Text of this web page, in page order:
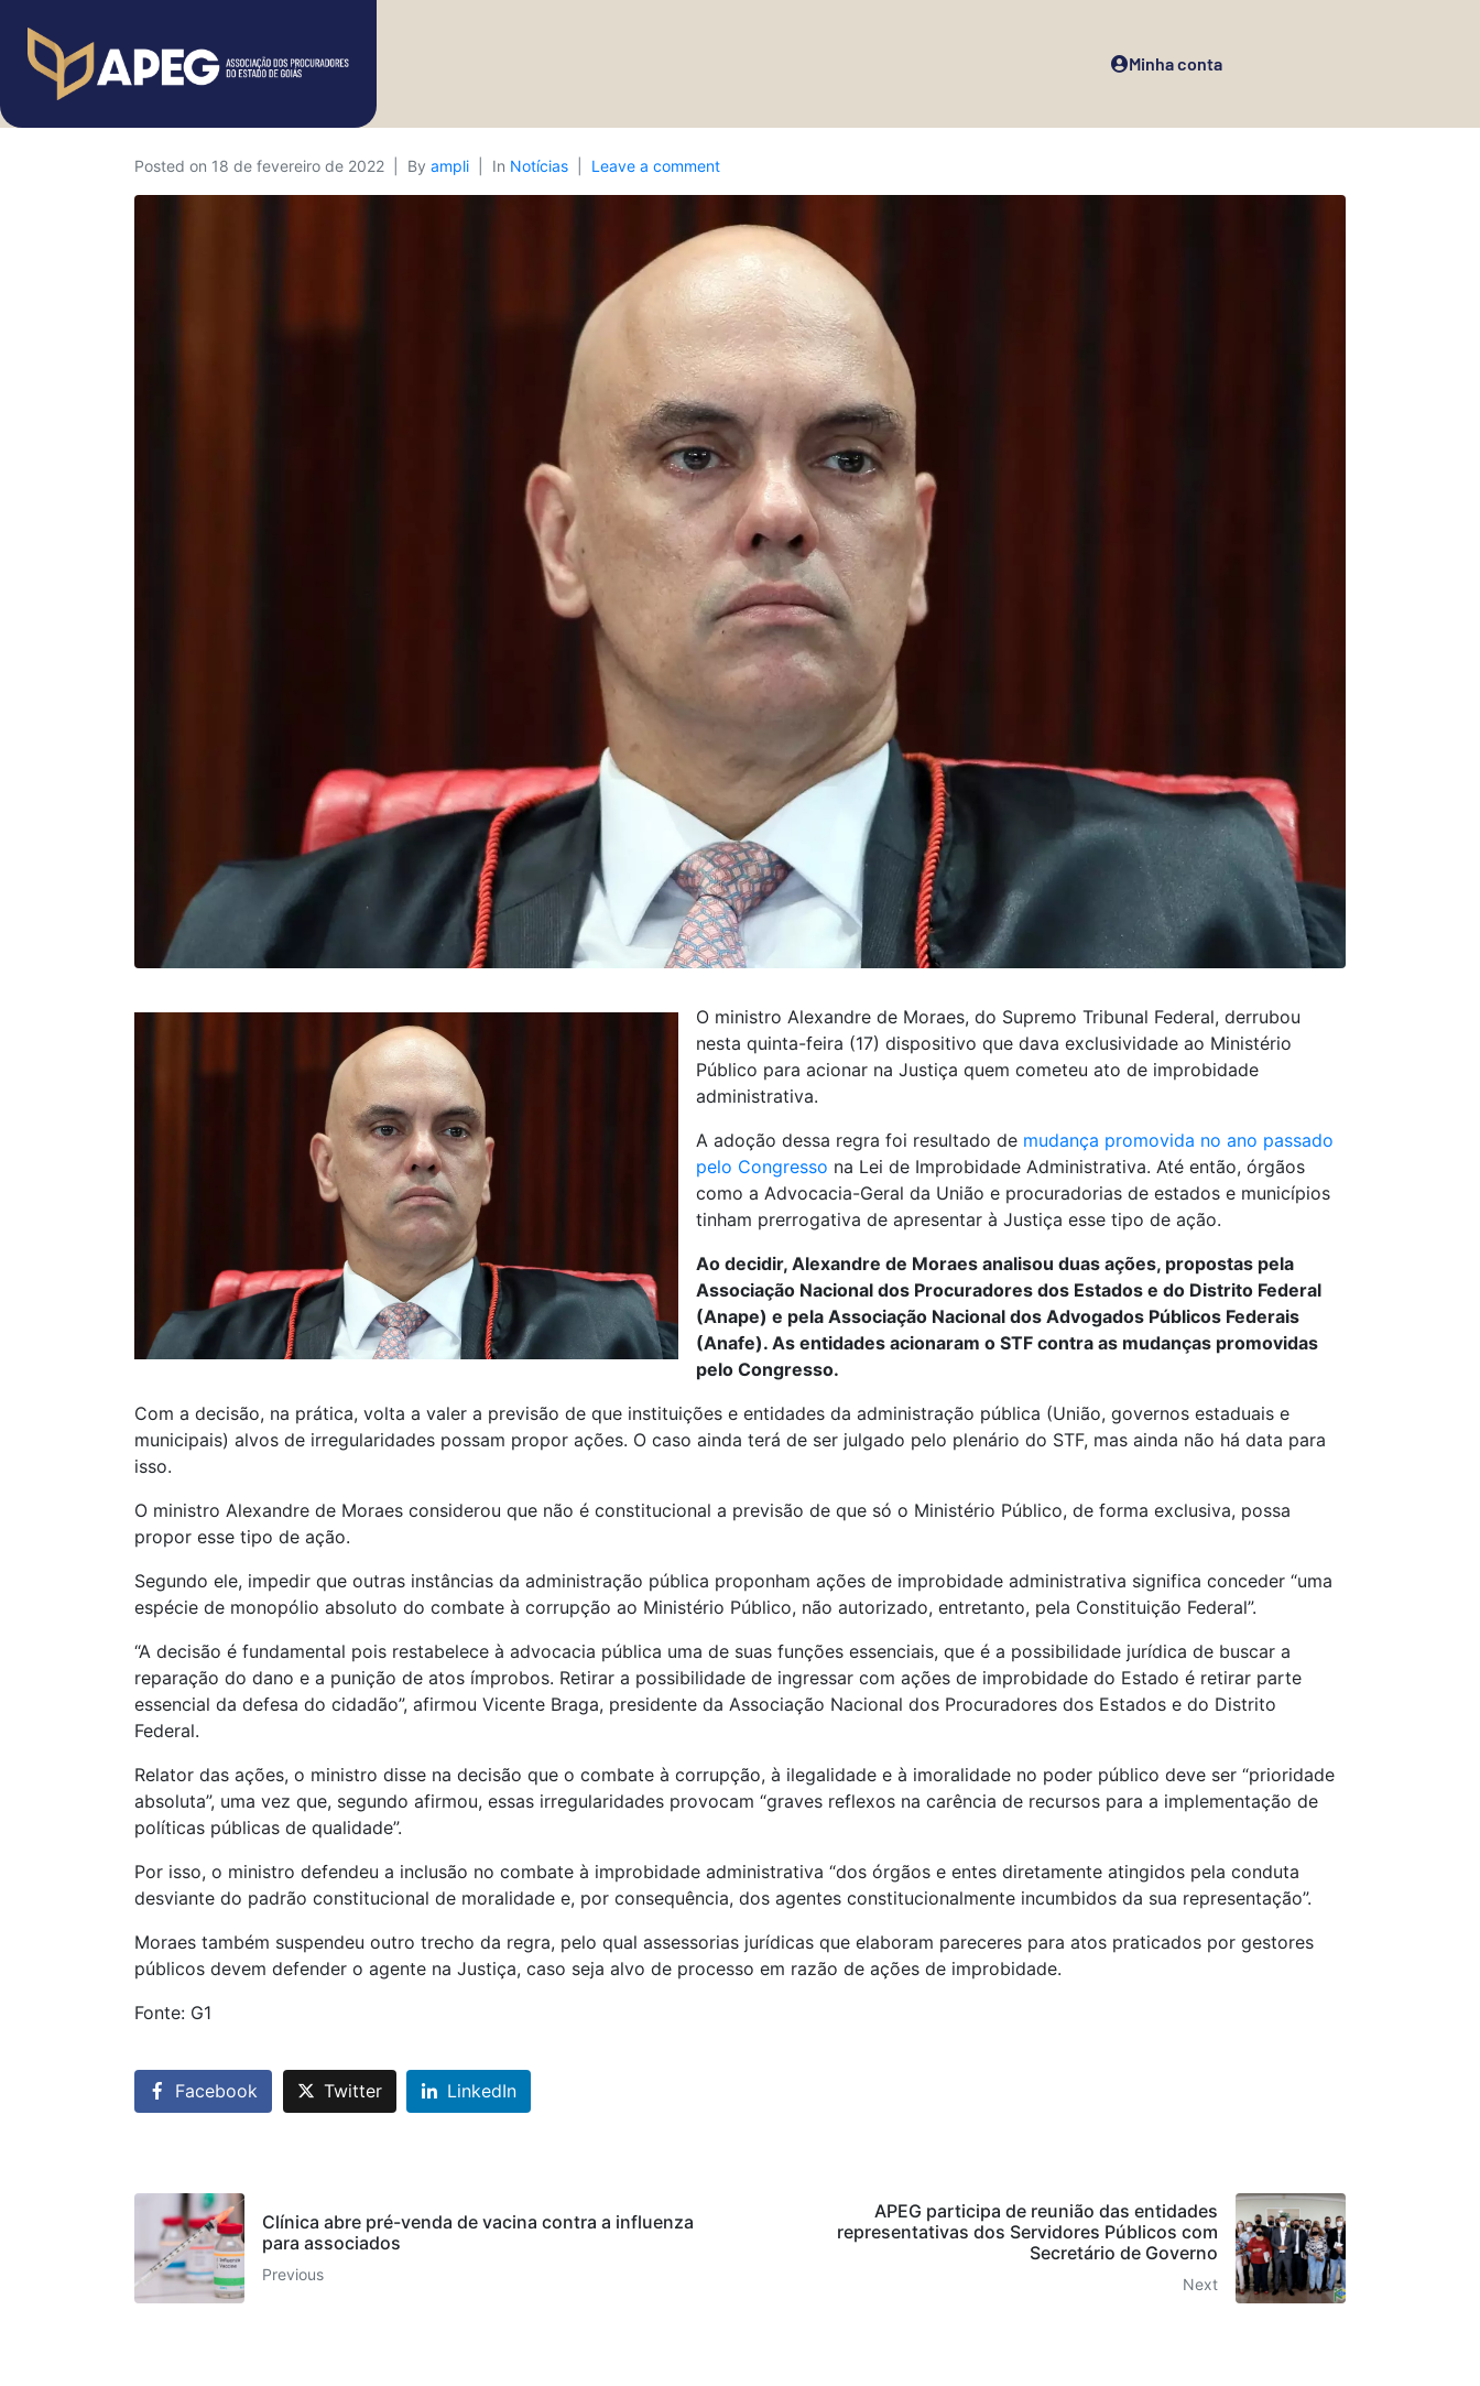
Minha conta
Posted on 18 de fevereiro de 2022 By ampli In Notícias Leave a comment
O ministro Alexandre de Moraes, do Supremo Tribunal Federal, derrubou
nesta quinta-feira (17) dispositivo que dava exclusividade ao Ministério
Público para acionar na Justiça quem cometeu ato de improbidade
administrativa.
A adoção dessa regra foi resultado de mudança promovida no ano passado
pelo Congresso na Lei de Improbidade Administrativa. Até então, órgãos
como a Advocacia-Geral da União e procuradorias de estados e municípios
tinham prerrogativa de apresentar à Justiça esse tipo de ação.
Ao decidir, Alexandre de Moraes analisou duas ações, propostas pela
Associação Nacional dos Procuradores dos Estados e do Distrito Federal
(Anape) e pela Associação Nacional dos Advogados Públicos Federais
(Anafe). As entidades acionaram o STF contra as mudanças promovidas
pelo Congresso.
Com a decisão, na prática, volta a valer a previsão de que instituições e entidades da administração pública (União, governos estaduais e
municipais) alvos de irregularidades possam propor ações. O caso ainda terá de ser julgado pelo plenário do STF, mas ainda não há data para
isso.
O ministro Alexandre de Moraes considerou que não é constitucional a previsão de que só o Ministério Público, de forma exclusiva, possa
propor esse tipo de ação.
Segundo ele, impedir que outras instâncias da administração pública proponham ações de improbidade administrativa significa conceder “uma
espécie de monopólio absoluto do combate à corrupção ao Ministério Público, não autorizado, entretanto, pela Constituição Federal”.
“A decisão é fundamental pois restabelece à advocacia pública uma de suas funções essenciais, que é a possibilidade jurídica de buscar a
reparação do dano e a punição de atos ímprobos. Retirar a possibilidade de ingressar com ações de improbidade do Estado é retirar parte
essencial da defesa do cidadão”, afirmou Vicente Braga, presidente da Associação Nacional dos Procuradores dos Estados e do Distrito
Federal.
Relator das ações, o ministro disse na decisão que o combate à corrupção, à ilegalidade e à imoralidade no poder público deve ser “prioridade
absoluta”, uma vez que, segundo afirmou, essas irregularidades provocam “graves reflexos na carência de recursos para a implementação de
políticas públicas de qualidade”.
Por isso, o ministro defendeu a inclusão no combate à improbidade administrativa “dos órgãos e entes diretamente atingidos pela conduta
desviante do padrão constitucional de moralidade e, por consequência, dos agentes constitucionalmente incumbidos da sua representação”.
Moraes também suspendeu outro trecho da regra, pelo qual assessorias jurídicas que elaboram pareceres para atos praticados por gestores
públicos devem defender o agente na Justiça, caso seja alvo de processo em razão de ações de improbidade.
Fonte: G1
Facebook Twitter LinkedIn
Clínica abre pré-venda de vacina contra a influenza
para associados
Previous
APEG participa de reunião das entidades
representativas dos Servidores Públicos com
Secretário de Governo
Next